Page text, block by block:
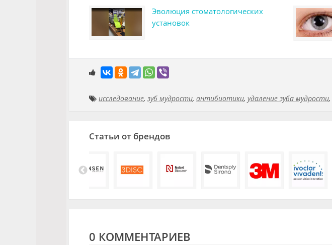
Эволюция стоматологических
установок
исследование, зуб мудрости, антибиотики, удаление зуба мудрости,
Статьи от брендов
0 КОММЕНТАРИЕВ